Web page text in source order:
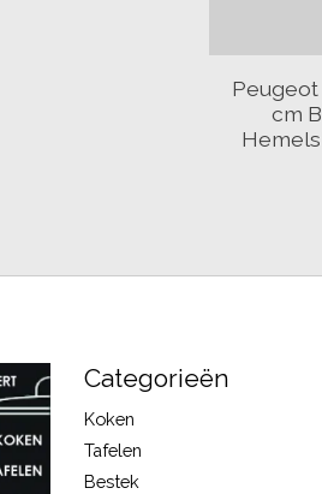
cm
Categorieën
Koken
Tafelen
Bestek